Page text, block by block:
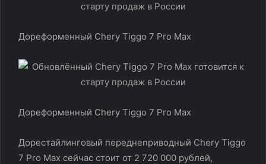
Дореформенный Chery Tiggo 7 Pro Max
Дореформенный Chery Tiggo 7 Pro Max
Дорестайлинговый переднеприводный Chery Tiggo
7 Pro Max сейчас стоит от 2 720 000 рублей,